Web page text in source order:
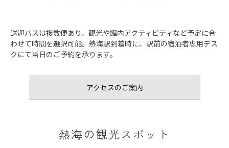
送迎バスは複数便あり、観光や館内アクティビティなど予定に合
わせて時間を選択可能。熱海駅到着時に、駅前の宿泊者専用デス
クにて当日のご予約を承ります。
アクセスのご案内
熱海の観光スポット